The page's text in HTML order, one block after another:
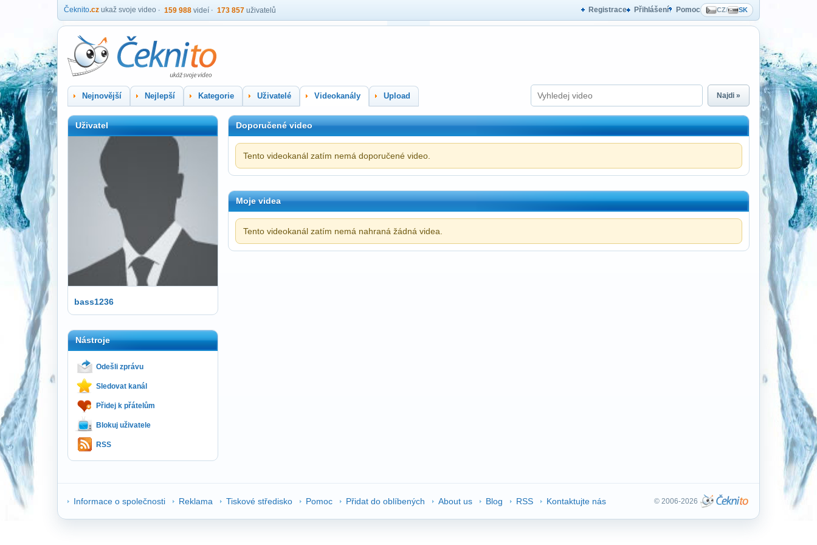
Čeknito.cz ukaž svoje video 159 988 videí 173 857 uživatelů Registrace Přihlášení Pomoc CZ/ SK
Nejnovější Nejlepší Kategorie Uživatelé Videokanály Upload Najdi »
Uživatel
bass1236
Nástroje
Odešli zprávu
Sledovat kanál
Přidej k přátelům
Blokuj uživatele
RSS
Doporučené video
Tento videokanál zatím nemá doporučené video.
Moje videa
Tento videokanál zatím nemá nahraná žádná videa.
Informace o společnosti Reklama Tiskové středisko Pomoc Přidat do oblíbených About us Blog RSS Kontaktujte nás © 2006-2026